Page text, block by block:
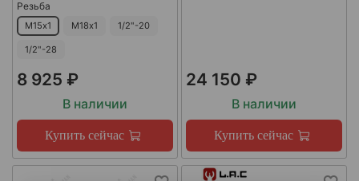
Резьба
М15х1 М18х1 1/2"-20
1/2"-28
8 925 ₽
В наличии
Купить сейчас
24 150 ₽
В наличии
Купить сейчас